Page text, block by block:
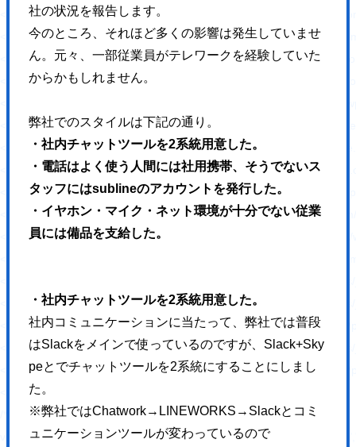
社の状況を報告します。
今のところ、それほど多くの影響は発生していませ
ん。元々、一部従業員がテレワークを経験していた
からかもしれません。
弊社でのスタイルは下記の通り。
・社内チャットツールを2系統用意した。
・電話はよく使う人間には社用携帯、そうでないス
タッフにはsublineのアカウントを発行した。
・イヤホン・マイク・ネット環境が十分でない従業
員には備品を支給した。
・社内チャットツールを2系統用意した。
社内コミュニケーションに当たって、弊社では普段
はSlackをメインで使っているのですが、Slack+Sky
peとでチャットツールを2系統にすることにしまし
た。
※弊社ではChatwork→LINEWORKS→Slackとコミ
ュニケーションツールが変わっているので
<link rel='stylesheet' id='sb-type-pink-css' href='https://
<link rel='stylesheet' id='sb-type-rtail-css' href='https://
<link rel='stylesheet' id='sb-type-drop-css' href='https://
<link rel='stylesheet' id='sb-type-think-css' href='https://
<link rel='stylesheet' id='ppress-frontend-css' href='https://
<link rel='stylesheet' id='ppress-flatpickr-css' href='https://
<link rel='stylesheet' id='ppress-select2-css' href='https://
<link rel='stylesheet' id='slickcss-css' href='https://hajimecreate.com/
<link rel='stylesheet' id='slicktheme-css' href='https://
<link rel='stylesheet' id='valEngine-css' href='https://
<script type='text/javascript' src='https://hajimecreate.com/wp-
<script type='text/javascript' src='https://hajimecreate.com/wp-
<script type='text/javascript' src='https://hajimecreate.com/wp-
<script type='text/javascript' src='https://hajimecreate.com/wp-
<script type='text/javascript' id='responsive-lightbox-js-extra'>
/* <![CDATA[ */
var rlArgs =